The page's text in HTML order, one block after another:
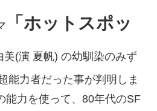
「ホットスポッ
美(演 夏帆) の幼馴染のみず
能力者だった事が判明しま
能力を使って、80年代のSF